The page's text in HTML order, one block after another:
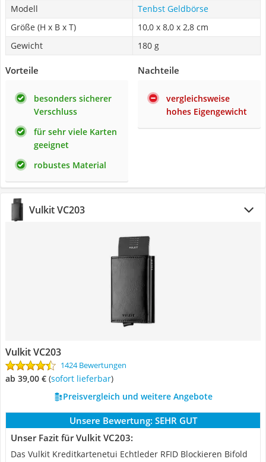
Modell
Tenbst Geldbörse
Größe (H x B x T)
10,0 x 8,0 x 2,8 cm
Gewicht
180 g
Vorteile
besonders sicherer
Verschluss
für sehr viele Karten
geeignet
robustes Material
Nachteile
vergleichsweise
hohes Eigengewicht
Vulkit VC203
Vulkit VC203
1424 Bewertungen
ab 39,00 € ( Sofort lieferbar)
Preisvergleich und weitere Angebote
Unsere Bewertung: SEHR GUT
Unser Fazit für Vulkit VC203:
Das Vulkit Kreditkartenetui Echtleder RFID Blockieren Bifold